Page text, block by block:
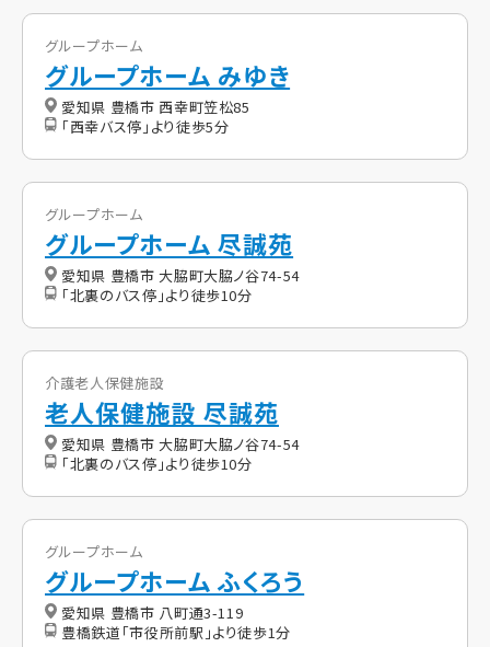
グループホーム
グループホーム みゆき
愛知県 豊橋市 西幸町笠松85
「西幸バス停」より徒歩5分
グループホーム
グループホーム 尽誠苑
愛知県 豊橋市 大脇町大脇ノ谷74-54
「北裏のバス停」より徒歩10分
介護老人保健施設
老人保健施設 尽誠苑
愛知県 豊橋市 大脇町大脇ノ谷74-54
「北裏のバス停」より徒歩10分
グループホーム
グループホーム ふくろう
愛知県 豊橋市 八町通3-119
豊橋鉄道「市役所前駅」より徒歩1分